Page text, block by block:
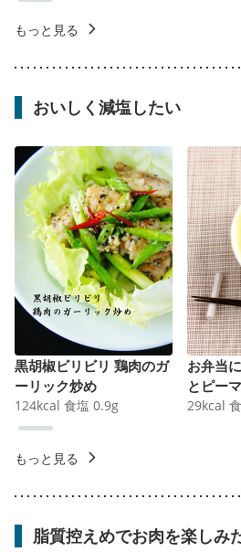
もっと見る
おいしく減塩したい
黒胡椒ビリビリ 鶏肉のガ
ーリック炒め
124kcal 食塩 0.9g
お弁当
とピー
29kcal
もっと見る
脂質控えめでお肉を楽しみ